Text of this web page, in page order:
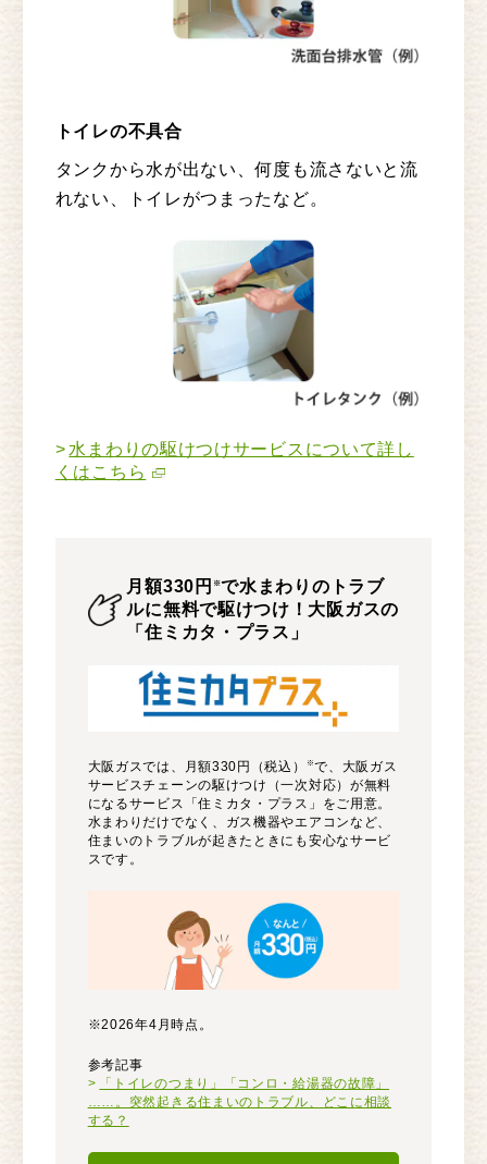
トイレの不具合
タンクから水が出ない、何度も流さないと流
れない、トイレがつまったなど。
水まわりの駆けつけサービスについて詳し
くはこちら
月額330円 ※で水まわりのトラブ
ルに無料で駆けつけ！大阪ガスの
「住ミカタ・プラス」
大阪ガスでは、月額330円（税込） ※で、大阪ガス
サービスチェーンの駆けつけ（一次対応）が無料
になるサービス「住ミカタ・プラス」をご用意。
水まわりだけでなく、ガス機器やエアコンなど、
住まいのトラブルが起きたときにも安心なサービ
スです。
※2026年4月時点。
参考記事
「トイレのつまり」「コンロ・給湯器の故障」
……。突然起きる住まいのトラブル、どこに相談
する？